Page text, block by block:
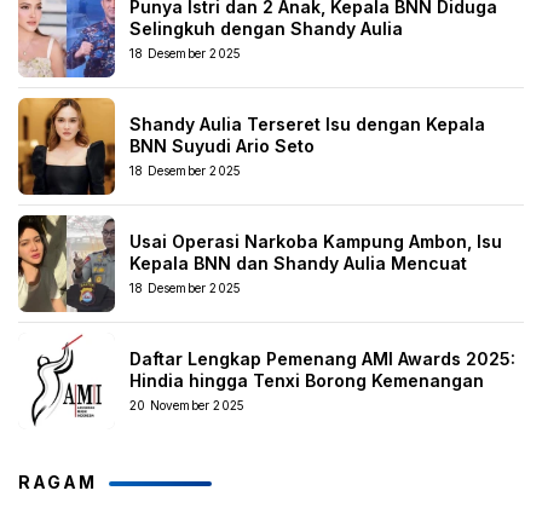
Punya Istri dan 2 Anak, Kepala BNN Diduga
Selingkuh dengan Shandy Aulia
18 Desember 2025
Shandy Aulia Terseret Isu dengan Kepala
BNN Suyudi Ario Seto
18 Desember 2025
Usai Operasi Narkoba Kampung Ambon, Isu
Kepala BNN dan Shandy Aulia Mencuat
18 Desember 2025
Daftar Lengkap Pemenang AMI Awards 2025:
Hindia hingga Tenxi Borong Kemenangan
20 November 2025
RAGAM